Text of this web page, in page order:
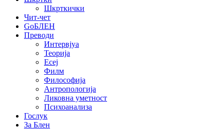
Шкрткички
Чит-чет
GoБЛЕН
Преводи
Интервјуа
Теорија
Есеј
Филм
Философија
Антропологија
Ликовна уметност
Психоанализа
Гослук
За Блен